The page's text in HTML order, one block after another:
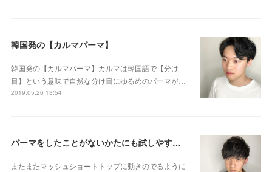
韓国発の【カルマパーマ】
韓国発の【カルマパーマ】カルマは韓国語で【分け
目】という意味で自然な分け目にゆるめのパーマが…
2019.05.26 13:54
パーマをしたことがないかたにも試しやすい 部分パーマのご紹介です😊👌
またまたマッシュショートトップに動きのでるように